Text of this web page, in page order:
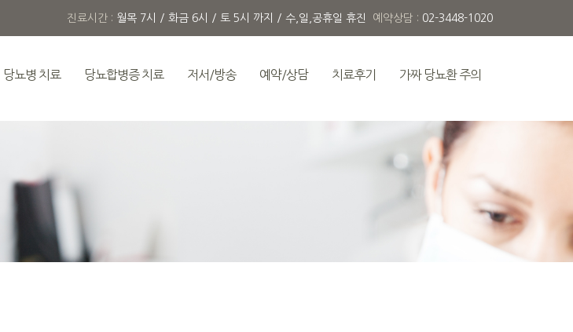
진료시간 : 월목 7시 / 화금 6시 / 토 5시 까지 / 수,일,공휴일 휴진 예약상담 : 02-3448-1020
당뇨병 치료 당뇨합병증 치료 저서/방송 예약/상담 치료후기 가짜 당뇨환 주의